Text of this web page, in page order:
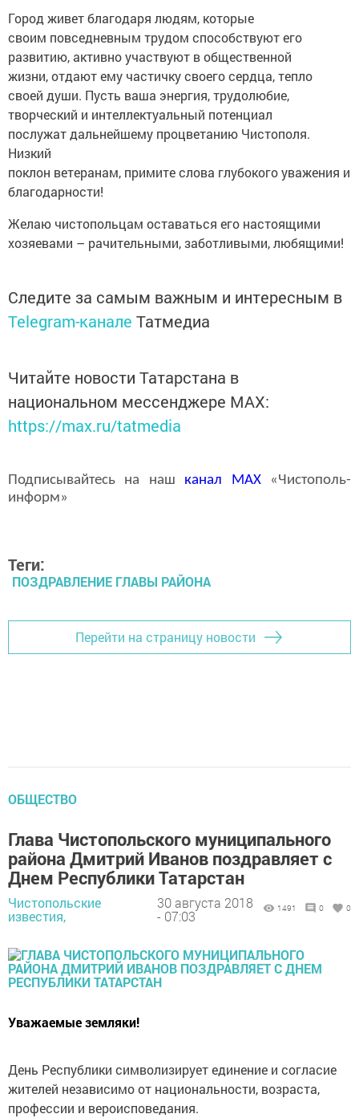
Город живет благодаря людям, которые
своим повседневным трудом способствуют его
развитию, активно участвуют в общественной
жизни, отдают ему частичку своего сердца, тепло
своей души. Пусть ваша энергия, трудолюбие,
творческий и интеллектуальный потенциал
послужат дальнейшему процветанию Чистополя.
Низкий
поклон ветеранам, примите слова глубокого уважения и
благодарности!
Желаю чистопольцам оставаться его настоящими
хозяевами – рачительными, заботливыми, любящими!
Следите за самым важным и интересным в
Telegram-канале Татмедиа
Читайте новости Татарстана в
национальном мессенджере MАХ:
https://max.ru/tatmedia
Подписывайтесь на наш канал MAX«Чистополь-
информ»
Теги:
ПОЗДРАВЛЕНИЕ ГЛАВЫ РАЙОНА
Перейти на страницу новости
ОБЩЕСТВО
Глава Чистопольского муниципального
района Дмитрий Иванов поздравляет с
Днем Республики Татарстан
Чистопольские
известия,
30 августа 2018
- 07:03
1491 0 0
Уважаемые земляки!
День Республики символизирует единение и согласие
жителей независимо от национальности, возраста,
профессии и вероисповедания.